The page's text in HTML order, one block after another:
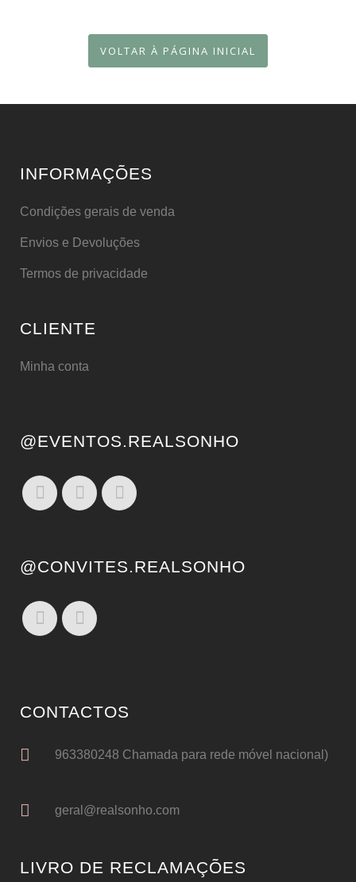
VOLTAR À PÁGINA INICIAL
INFORMAÇÕES
Condições gerais de venda
Envios e Devoluções
Termos de privacidade
CLIENTE
Minha conta
@EVENTOS.REALSONHO
@CONVITES.REALSONHO
CONTACTOS
963380248 Chamada para rede móvel nacional)
geral@realsonho.com
LIVRO DE RECLAMAÇÕES